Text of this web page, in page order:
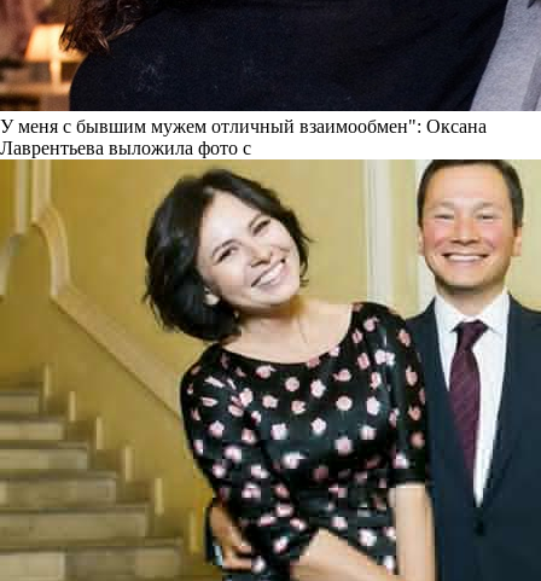
У меня с бывшим мужем отличный взаимообмен": Оксана
Лаврентьева выложила фото с